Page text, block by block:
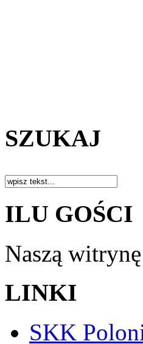
SZUKAJ
ILU GOŚCI
Naszą
LINKI
SKK